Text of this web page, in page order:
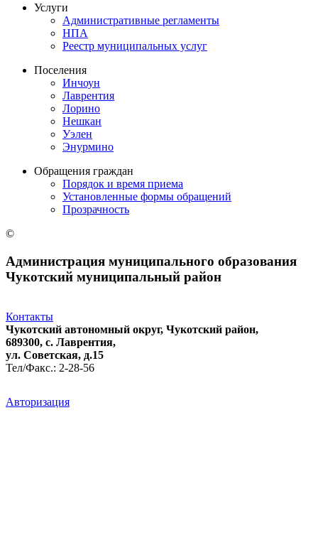
Услуги
Административные регламенты
НПА
Реестр муниципальных услуг
Поселения
Инчоун
Лаврентия
Лорино
Нешкан
Уэлен
Энурмино
Обращения граждан
Порядок и время приема
Установленные формы обращений
Прозрачность
©
Администрация муниципального образования
Чукотский муниципальный район
Контакты
Чукотский автономный округ, Чукотский район,
689300, с. Лаврентия,
ул. Советская, д.15
Тел/Факс.: 2-28-56
Авторизация